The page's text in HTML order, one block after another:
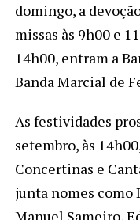
domingo, a
missas às 9h00 e
14h00, entram a
Banda Marcial de
As festividades
setembro, às
Concertinas e
junta nomes como
Manuel Sameiro,